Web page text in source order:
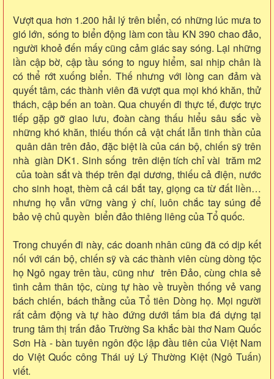
Vượt qua hơn 1.200 hải lý trên biển, có những lúc mưa to
gió lớn, sóng to biển động làm con tầu KN 390 chao đảo,
người khoẻ đến mấy cũng cảm giác say sóng. Lại những
lần cập bờ, cập tầu sóng to nguy hiểm, sai nhịp chân là
có thể rớt xuống biển. Thế nhưng với lòng can đảm và
quyết tâm, các thành viên đã vượt qua mọi khó khăn, thử
thách, cập bến an toàn. Qua chuyến đi thực tế, được trực
tiếp gặp gỡ giao lưu, đoàn càng thấu hiểu sâu sắc về
những khó khăn, thiếu thốn cả vật chất lẫn tinh thần của
quân dân trên đảo, đặc biệt là của cán bộ, chiến sỹ trên
nhà giàn DK1. Sinh sống trên diện tích chỉ vài trăm m2
của toàn sắt và thép trên đại dương, thiếu cả điện, nước
cho sinh hoạt, thèm cả cái bắt tay, giọng ca từ đất liền…
nhưng họ vẫn vững vàng ý chí, luôn chắc tay súng để
bảo vệ chủ quyền biển đảo thiêng liêng của Tổ quốc.
Trong chuyến đi này, các doanh nhân cũng đã có dịp kết
nối với cán bộ, chiến sỹ và các thành viên cùng dòng tộc
họ Ngô ngay trên tầu, cũng như trên Đảo, cùng chia sẻ
tình cảm thân tộc, cùng tự hào về truyền thống vẻ vang
bách chiến, bách thằng của Tổ tiên Dòng họ. Mọi người
rất cảm động và tự hào đứng dưới tấm bia đá dựng tại
trung tâm thị trấn đảo Trường Sa khắc bài thơ Nam Quốc
Sơn Hà - bàn tuyên ngôn độc lập đầu tiên của Việt Nam
do Việt Quốc công Thái uý Lý Thường Kiệt (Ngô Tuấn)
viết.